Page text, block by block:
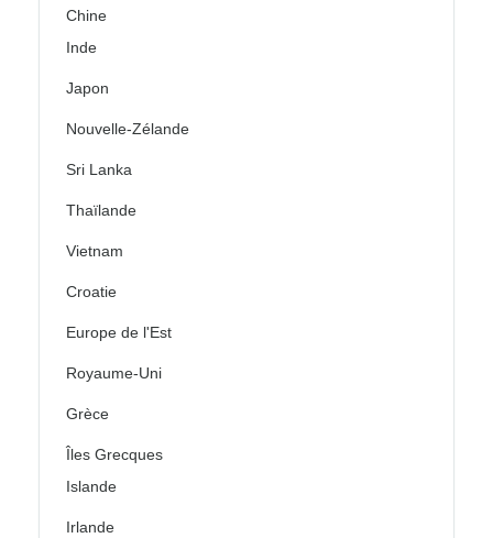
Chine
Inde
Japon
Nouvelle-Zélande
Sri Lanka
Thaïlande
Vietnam
Croatie
Europe de l'Est
Royaume-Uni
Grèce
Îles Grecques
Islande
Irlande